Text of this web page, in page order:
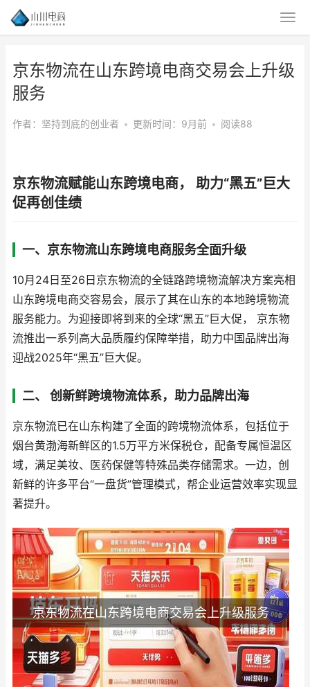
京东物流在山东跨境电商交易会上升级
服务
作者：坚持到底的创业者 • 更新时间：9月前 • 阅读88
京东物流赋能山东跨境电商， 助力“黑五”巨大
促再创佳绩
一、京东物流山东跨境电商服务全面升级
10月24日至26日京东物流的全链路跨境物流解决方案亮相
山东跨境电商交容易会，展示了其在山东的本地跨境物流
服务能力。为迎接即将到来的全球“黑五”巨大促， 京东物
流推出一系列高大品质履约保障举措，助力中国品牌出海
迎战2025年“黑五”巨大促。
二、 创新鲜跨境物流体系，助力品牌出海
京东物流已在山东构建了全面的跨境物流体系，包括位于
烟台黄渤海新鲜区的1.5万平方米保税仓，配备专属恒温区
域，满足美妆、医药保健等特殊品类存储需求。一边，创
新鲜的许多平台“一盘货”管理模式，帮企业运营效率实现显
著提升。
京东物流在山东跨境电商交易会上升级服务